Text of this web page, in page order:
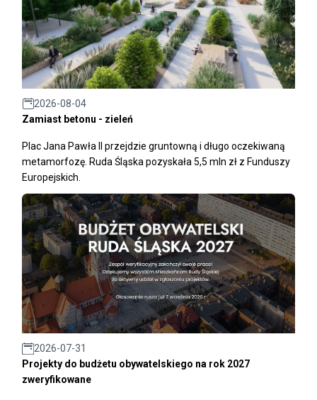
2026-08-04
Zamiast betonu - zieleń
Plac Jana Pawła II przejdzie gruntowną i długo oczekiwaną
metamorfozę. Ruda Śląska pozyskała 5,5 mln zł z Funduszy
Europejskich.
2026-07-31
Projekty do budżetu obywatelskiego na rok 2027
zweryfikowane